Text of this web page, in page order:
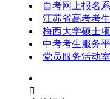
自考网上报名
江苏省高考考
梅西大学硕士
中考考生服务
党员服务活动室
